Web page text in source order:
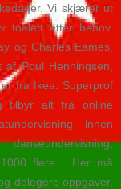
Vi skjærer ut
toalett etter behov.
og Charles Eames,
Poul Henningsen,
fra Ikea. Superprof
tilbyr alt fra online
innen
1000 flere… Her må
delegere oppgaver,